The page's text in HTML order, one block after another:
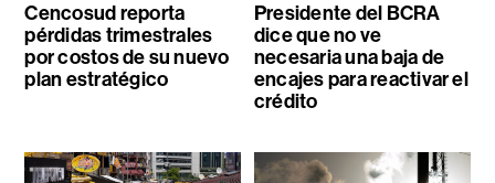
Cencosud reporta
pérdidas trimestrales
por costos de su nuevo
plan estratégico
Presidente del BCRA
dice que no ve
necesaria una baja de
encajes para reactivar el
crédito